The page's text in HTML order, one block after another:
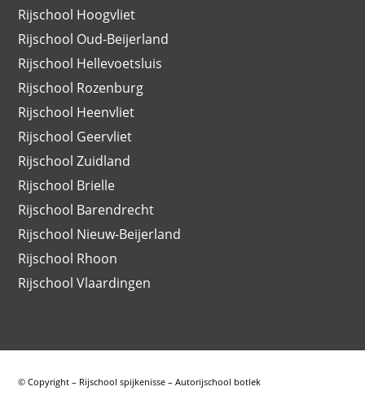
Rijschool Hoogvliet
Rijschool Oud-Beijerland
Rijschool Hellevoetsluis
Rijschool Rozenburg
Rijschool Heenvliet
Rijschool Geervliet
Rijschool Zuidland
Rijschool Brielle
Rijschool Barendrecht
Rijschool Nieuw-Beijerland
Rijschool Rhoon
Rijschool Vlaardingen
© Copyright – Rijschool spijkenisse – Autorijschool botlek